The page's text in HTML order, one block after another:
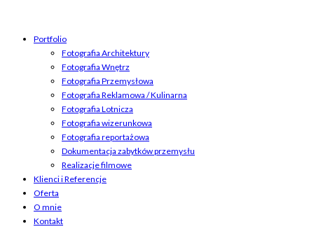
Portfolio
Fotografia Architektury
Fotografia Wnętrz
Fotografia Przemysłowa
Fotografia Reklamowa / Kulinarna
Fotografia Lotnicza
Fotografia wizerunkowa
Fotografia reportażowa
Dokumentacja zabytków przemysłu
Realizacje filmowe
Klienci i Referencje
Oferta
O mnie
Kontakt